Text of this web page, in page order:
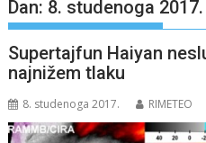
Dan: 8. studenoga 2017.
Supertajfun Haiyan
najnižem tlaku
8. studenoga 2017. RIMETEO